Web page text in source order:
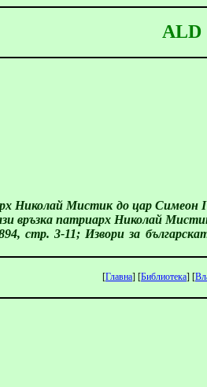
ALD
Николай Мистик до цар Симеон І
връзка патриарх Николай
стр. 3-11; Извори за
[Главна] [Библиотека] [